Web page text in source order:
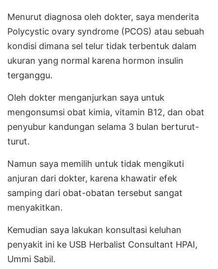
Menurut diagnosa oleh dokter, saya menderita
Polycystic ovary syndrome (PCOS) atau sebuah
kondisi dimana sel telur tidak terbentuk dalam
ukuran yang normal karena hormon insulin
terganggu.
Oleh dokter menganjurkan saya untuk
mengonsumsi obat kimia, vitamin B12, dan obat
penyubur kandungan selama 3 bulan berturut-
turut.
Namun saya memilih untuk tidak mengikuti
anjuran dari dokter, karena khawatir efek
samping dari obat-obatan tersebut sangat
menyakitkan.
Kemudian saya lakukan konsultasi keluhan
penyakit ini ke USB Herbalist Consultant HPAI,
Ummi Sabil.